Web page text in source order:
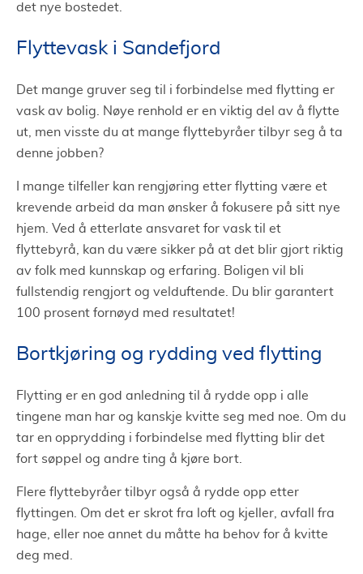
det nye bostedet.
Flyttevask i Sandefjord
Det mange gruver seg til i forbindelse med flytting er
vask av bolig. Nøye renhold er en viktig del av å flytte
ut, men visste du at mange flyttebyråer tilbyr seg å ta
denne jobben?
I mange tilfeller kan rengjøring etter flytting være et
krevende arbeid da man ønsker å fokusere på sitt nye
hjem. Ved å etterlate ansvaret for vask til et
flyttebyrå, kan du være sikker på at det blir gjort riktig
av folk med kunnskap og erfaring. Boligen vil bli
fullstendig rengjort og velduftende. Du blir garantert
100 prosent fornøyd med resultatet!
Bortkjøring og rydding ved flytting
Flytting er en god anledning til å rydde opp i alle
tingene man har og kanskje kvitte seg med noe. Om du
tar en opprydding i forbindelse med flytting blir det
fort søppel og andre ting å kjøre bort.
Flere flyttebyråer tilbyr også å rydde opp etter
flyttingen. Om det er skrot fra loft og kjeller, avfall fra
hage, eller noe annet du måtte ha behov for å kvitte
deg med.